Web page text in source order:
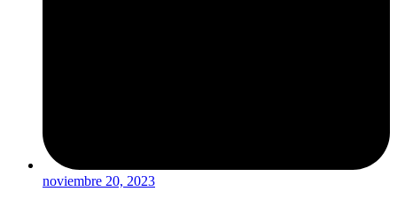
noviembre 20, 2023